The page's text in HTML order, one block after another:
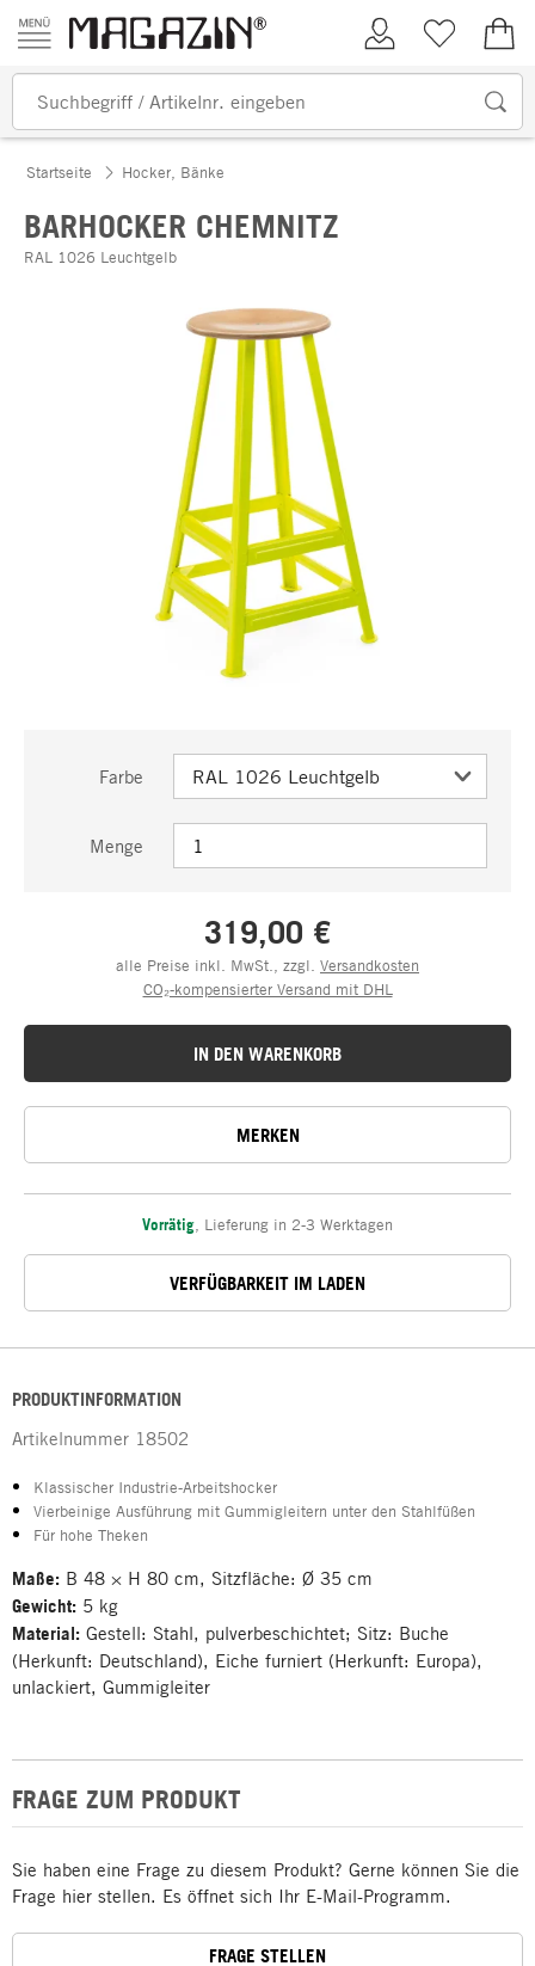
Zum Inhalt springen
Kundenkonto
Merkliste
Startseite Hocker, Bänke
BARHOCKER CHEMNITZ
RAL 1026 Leuchtgelb
Farbe
Menge
319,00 €
alle Preise inkl. MwSt., zzgl. Versandkosten
CO₂-kompensierter Versand mit DHL
IN DEN WARENKORB
MERKEN
Vorrätig Lieferung in 2-3 Werktagen
VERFÜGBARKEIT IM LADEN
PRODUKTINFORMATION
Artikelnummer 18502
Klassischer Industrie-Arbeitshocker
Vierbeinige Ausführung mit Gummigleitern unter den Stahlfüßen
Für hohe Theken
Maße: B 48 × H 80 cm, Sitzfläche: Ø 35 cm
Gewicht: 5 kg
Material: Gestell: Stahl, pulverbeschichtet; Sitz: Buche
(Herkunft: Deutschland), Eiche furniert (Herkunft: Europa),
unlackiert, Gummigleiter
FRAGE ZUM PRODUKT
Sie haben eine Frage zu diesem Produkt? Gerne können Sie die
Frage hier stellen. Es öffnet sich Ihr E-Mail-Programm.
FRAGE STELLEN